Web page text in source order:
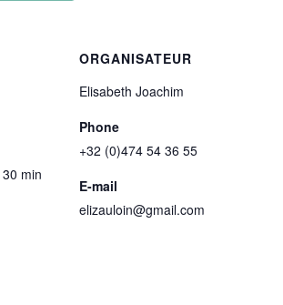
min
ORGANISATEUR
Elisabeth Joachim
Phone
+32 (0)474 54 36 55
E-mail
elizauloin@gmail.com